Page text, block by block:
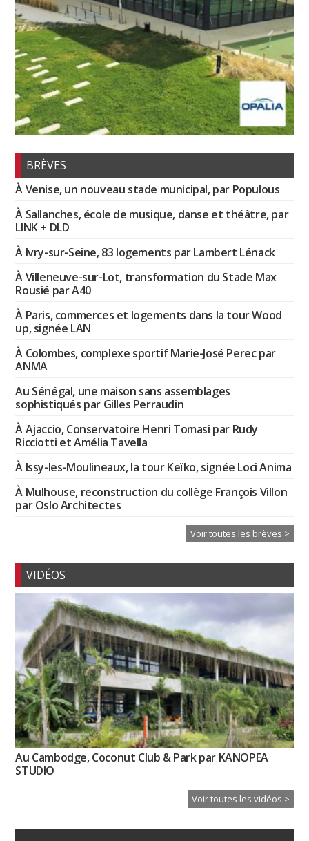
BRÈVES
À Venise, un nouveau stade municipal, par Populous
À Sallanches, école de musique, danse et théâtre, par
LINK + DLD
À Ivry-sur-Seine, 83 logements par Lambert Lénack
À Villeneuve-sur-Lot, transformation du Stade Max
Rousié par A40
À Paris, commerces et logements dans la tour Wood
up, signée LAN
À Colombes, complexe sportif Marie-José Perec par
ANMA
Au Sénégal, une maison sans assemblages
sophistiqués par Gilles Perraudin
À Ajaccio, Conservatoire Henri Tomasi par Rudy
Ricciotti et Amélia Tavella
À Issy-les-Moulineaux, la tour Keïko, signée Loci Anima
À Mulhouse, reconstruction du collège François Villon
par Oslo Architectes
Voir toutes les brèves >
VIDÉOS
Au Cambodge, Coconut Club & Park par KANOPEA
STUDIO
Voir toutes les vidéos >